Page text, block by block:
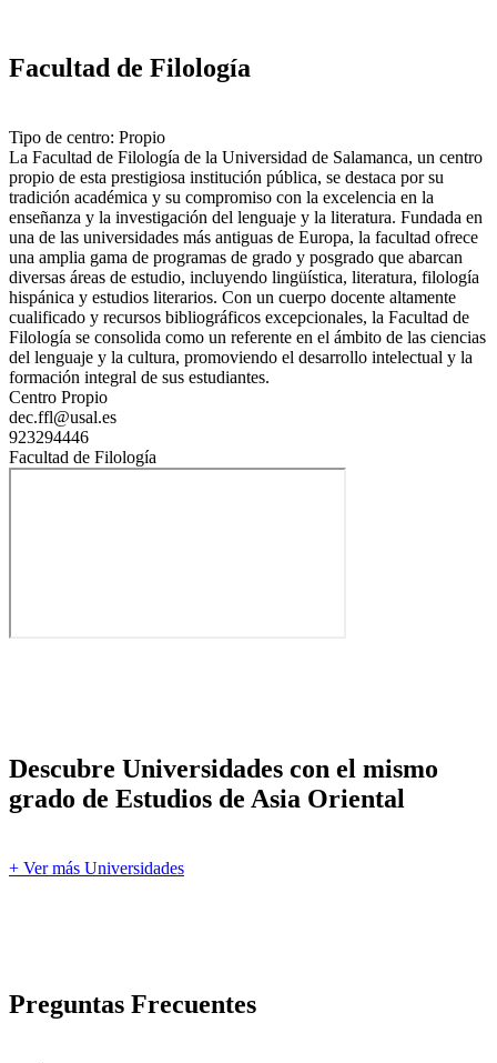
Facultad de Filología
Tipo de centro: Propio
La Facultad de Filología de la Universidad de Salamanca, un centro
propio de esta prestigiosa institución pública, se destaca por su
tradición académica y su compromiso con la excelencia en la
enseñanza y la investigación del lenguaje y la literatura. Fundada en
una de las universidades más antiguas de Europa, la facultad ofrece
una amplia gama de programas de grado y posgrado que abarcan
diversas áreas de estudio, incluyendo lingüística, literatura, filología
hispánica y estudios literarios. Con un cuerpo docente altamente
cualificado y recursos bibliográficos excepcionales, la Facultad de
Filología se consolida como un referente en el ámbito de las ciencias
del lenguaje y la cultura, promoviendo el desarrollo intelectual y la
formación integral de sus estudiantes.
Centro Propio
dec.ffl@usal.es
923294446
Facultad de Filología
Descubre Universidades con el mismo
grado de Estudios de Asia Oriental
+ Ver más Universidades
Preguntas Frecuentes